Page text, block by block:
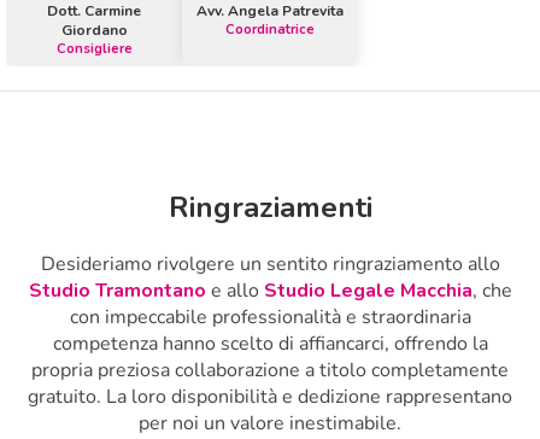
Dott. Carmine
Giordano
Consigliere
Avv. Angela Patrevita
Coordinatrice
Ringraziamenti
Desideriamo rivolgere un sentito ringraziamento allo
Studio Tramontano e allo Studio Legale Macchia, che
con impeccabile professionalità e straordinaria
competenza hanno scelto di affiancarci, offrendo la
propria preziosa collaborazione a titolo completamente
gratuito. La loro disponibilità e dedizione rappresentano
per noi un valore inestimabile.